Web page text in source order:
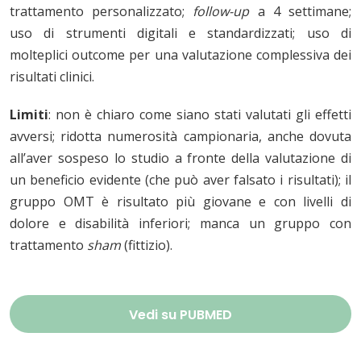
trattamento personalizzato; follow-upa 4 settimane;
uso di strumenti digitali e standardizzati; uso di
molteplici outcome per una valutazione complessiva dei
risultati clinici.
Limiti: non è chiaro come siano stati valutati gli effetti
avversi; ridotta numerosità campionaria, anche dovuta
all’aver sospeso lo studio a fronte della valutazione di
un beneficio evidente (che può aver falsato i risultati); il
gruppo OMT è risultato più giovane e con livelli di
dolore e disabilità inferiori; manca un gruppo con
trattamento sham(fittizio).
Vedi su PUBMED